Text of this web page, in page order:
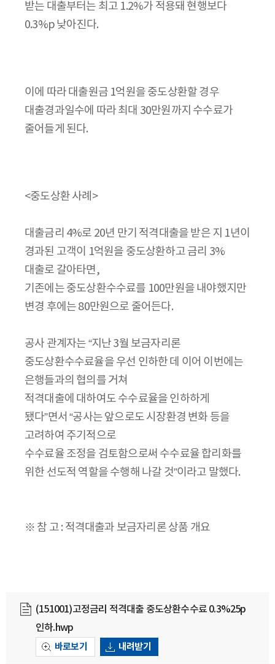
받는 대출부터는 최고 1.2%가 적용돼 현행보다
0.3%p 낮아진다.
이에 따라 대출원금 1억원을 중도상환할 경우
대출경과일수에 따라 최대 30만원까지 수수료가
줄어들게 된다.
<중도상환 사례>
대출금리 4%로 20년 만기 적격대출을 받은 지 1년이
경과된 고객이 1억원을 중도상환하고 금리 3%
대출로 갈아타면,
기존에는 중도상환수수료를 100만원을 내야했지만
변경 후에는 80만원으로 줄어든다.
공사 관계자는 “지난 3월 보금자리론
중도상환수수료율을 우선 인하한 데 이어 이번에는
은행들과의 협의를 거쳐
적격대출에 대하여도 수수료율을 인하하게
됐다”면서 “공사는 앞으로도 시장환경 변화 등을
고려하여 주기적으로
수수료율 조정을 검토함으로써 수수료율 합리화를
위한 선도적 역할을 수행해 나갈 것”이라고 말했다.
※ 참 고 : 적격대출과 보금자리론 상품 개요
(151001)고정금리 적격대출 중도상환수수료 0.3%25p
인하.hwp
바로보기
내려받기